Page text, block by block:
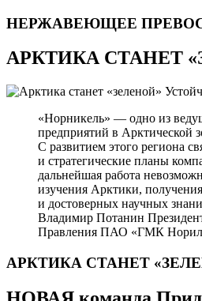
НЕРЖАВЕЮЩЕЕ
АРКТИКА СТАНЕТ
«Норникель» — одно из
предприятий в Арктической
С развитием этого региона
и стратегические планы
дальнейшая работа
изучения Арктики,
и достоверных научных
Владимир Потанин
Правления ПАО «ГМК
АРКТИКА СТАНЕТ